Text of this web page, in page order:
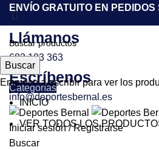
ENVÍO GRATUITO EN
Llámanos
683 103 363
Escríbenos
info@deportesbernal.es
Iniciar sesión / Registrarse
Buscar
Categorías
INICIO
VER TODOS LOS -50%
Buscar
Empiece a escribir para ver los